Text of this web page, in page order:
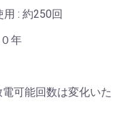
: 約250回
年
可能回数は変化いた